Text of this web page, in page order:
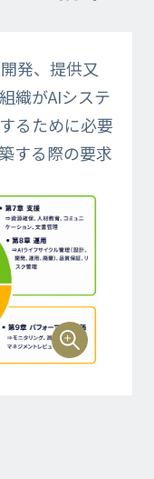
発、提供又
織がAIシステ
るために必要
する際の要求